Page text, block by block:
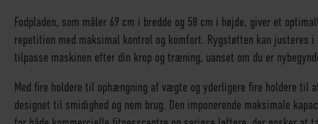
Fodpladen, som måler 69 cm i bredde og 58 cm i højde, giver et
repetition med maksimal kontrol og komfort. Rygstøtten kan justeres
tilpasse maskinen efter din krop og træning, uanset om du er
Med fire holdere til ophængning af vægte og yderligere fire holdere til
designet til smidighed og nem brug. Den imponerende maksimale